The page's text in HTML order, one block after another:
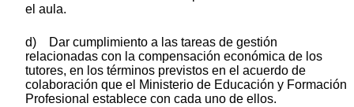
el aula.
d) Dar cumplimiento a las tareas de gestión
relacionadas con la compensación económica de los
tutores, en los términos previstos en el acuerdo de
colaboración que el Ministerio de Educación y Formación
Profesional establece con cada uno de ellos.